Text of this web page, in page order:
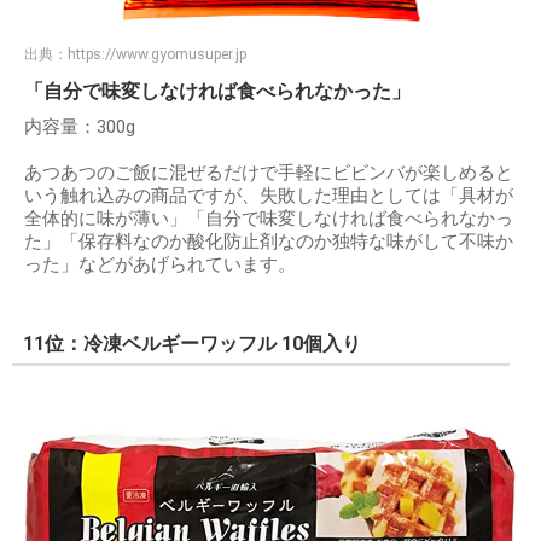
出典： https://www.gyomusuper.jp
「自分で味変しなければ食べられなかった」
内容量：300g
あつあつのご飯に混ぜるだけで手軽にビビンバが楽しめると
いう触れ込みの商品ですが、失敗した理由としては「具材が
全体的に味が薄い」「自分で味変しなければ食べられなかっ
た」「保存料なのか酸化防止剤なのか独特な味がして不味か
った」などがあげられています。
11位：冷凍ベルギーワッフル 10個入り